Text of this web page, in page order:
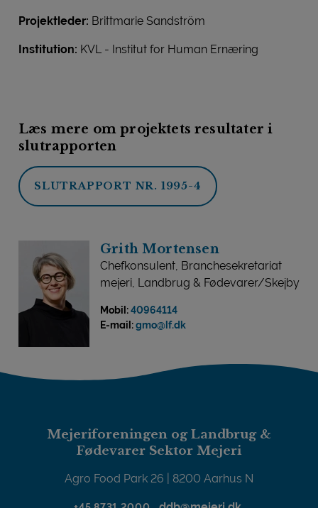
Projektleder: Brittmarie Sandström
Institution: KVL - Institut for Human Ernæring
Læs mere om projektets resultater i
slutrapporten
SLUTRAPPORT NR. 1995-4
Grith Mortensen
Chefkonsulent, Branchesekretariat
mejeri, Landbrug & Fødevarer/Skejby
Mobil:40964114
E-mail:gmo@lf.dk
Mejeriforeningen og Landbrug &
Fødevarer Sektor Mejeri
Agro Food Park 26 | 8200 Aarhus N